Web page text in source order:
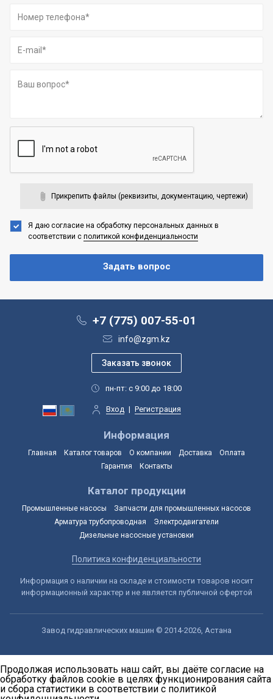
Прикрепить файлы (реквизиты, документацию, чертежи)
Я даю согласие на обработку персональных данных в
соответствии с политикой конфиденциальности
+7 (775) 007-55-01
info@zgm.kz
пн-пт: с 9:00 до 18:00
Вход | Регистрация
Информация
Главная Каталог товаров О компании Доставка
Оплата
Гарантия
Контакты
Каталог продукции
Промышленные насосы
Запчасти для промышленных насосов
Арматура трубопроводная
Электродвигатели
Дизельные насосные установки
Политика конфиденциальности
Информация о наличии на складе и стоимости товаров носит
информационный характер и не является публичной офертой
Завод гидравлических машин © 2014-2026, Астана
Продолжая использовать наш сайт, вы даёте согласие на
обработку файлов cookie в целях функционирования сайта
и сбора статистики в соответствии с политикой